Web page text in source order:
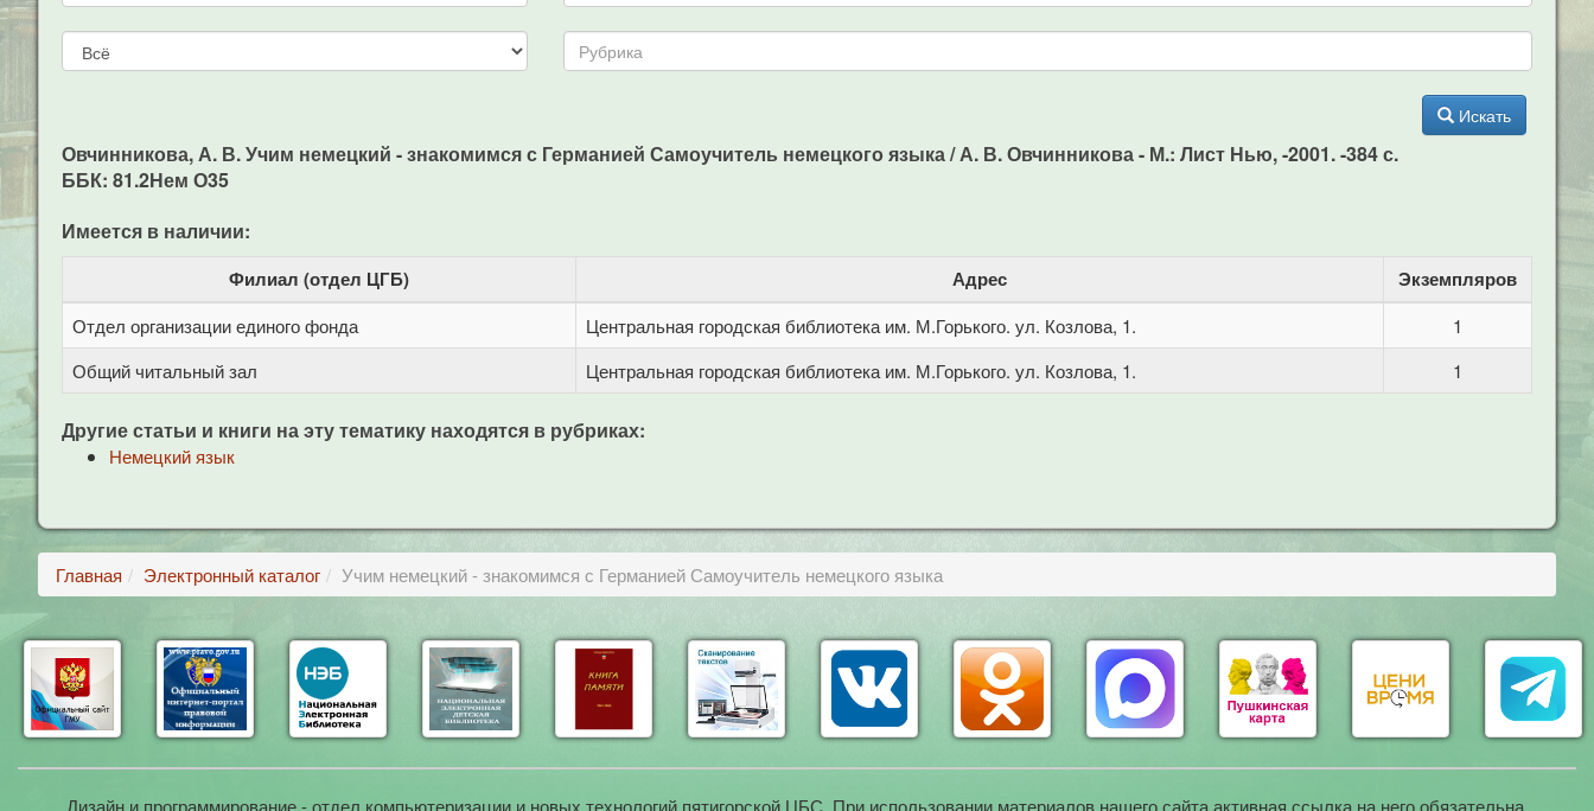
Искать
Овчинникова, А. В. Учим немецкий - знакомимся с Германией Самоучитель немецкого языка / А. В. Овчинникова - М.: Лист Нью, -2001. -384 с.
ББК: 81.2Нем О35
Имеется в наличии:
Филиал (отдел ЦГБ) Адрес Экземпляров
Отдел организации единого фонда Центральная городская библиотека им. М.Горького. ул. Козлова, 1.
1
Общий читальный зал
Центральная городская библиотека им. М.Горького. ул. Козлова, 1. 1
Другие статьи и книги на эту тематику находятся в рубриках:
Немецкий язык
Главная Электронный каталог Учим немецкий - знакомимся с Германией Самоучитель немецкого языка
Дизайн и программирование - отдел компьютеризации и новых технологий пятигорской ЦБС. При использовании материалов нашего сайта активная ссылка на него обязательна.